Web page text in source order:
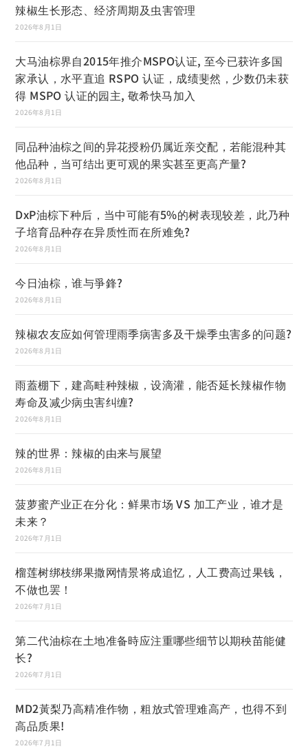
辣椒生长形态、经济周期及虫害管理
2026年8月1日
大马油棕界自2015年推介MSPO认证, 至今已获许多国
家承认，水平直追 RSPO 认证，成绩斐然，少数仍未获
得 MSPO 认证的园主, 敬希快马加入
2026年8月1日
同品种油棕之间的异花授粉仍属近亲交配，若能混种其
他品种，当可结出更可观的果实甚至更高产量?
2026年8月1日
DxP油棕下种后，当中可能有5%的树表现较差，此乃种
子培育品种存在异质性而在所难免?
2026年8月1日
今日油棕，谁与爭鋒?
2026年8月1日
辣椒农友应如何管理雨季病害多及干燥季虫害多的问题?
2026年8月1日
雨蓋棚下，建高畦种辣椒，设滴灌，能否延长辣椒作物
寿命及减少病虫害纠缠?
2026年8月1日
辣的世界：辣椒的由来与展望
2026年8月1日
菠萝蜜产业正在分化：鲜果市场 VS 加工产业，谁才是
未来？
2026年7月1日
榴莲树绑枝绑果撒网情景将成追忆，人工费高过果钱，
不做也罢！
2026年7月1日
第二代油棕在土地准备時应注重哪些细节以期秧苗能健
长?
2026年7月1日
MD2黃梨乃高精准作物，粗放式管理难高产，也得不到
高品质果!
2026年7月1日